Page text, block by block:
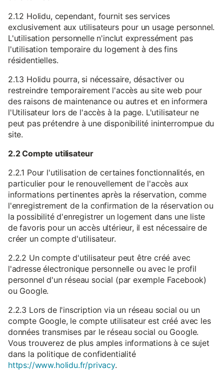
2.1.2 Holidu, cependant, fournit ses services
exclusivement aux utilisateurs pour un usage personnel.
L'utilisation personnelle n'inclut expressément pas
l'utilisation temporaire du logement à des fins
résidentielles.
2.1.3 Holidu pourra, si nécessaire, désactiver ou
restreindre temporairement l'accès au site web pour
des raisons de maintenance ou autres et en informera
l'Utilisateur lors de l'accès à la page. L'utilisateur ne
peut pas prétendre à une disponibilité ininterrompue du
site.
2.2 Compte utilisateur
2.2.1 Pour l'utilisation de certaines fonctionnalités, en
particulier pour le renouvellement de l'accès aux
informations pertinentes après la réservation, comme
l'enregistrement de la confirmation de la réservation ou
la possibilité d'enregistrer un logement dans une liste
de favoris pour un accès ultérieur, il est nécessaire de
créer un compte d'utilisateur.
2.2.2 Un compte d'utilisateur peut être créé avec
l'adresse électronique personnelle ou avec le profil
personnel d'un réseau social (par exemple Facebook)
ou Google.
2.2.3 Lors de l'inscription via un réseau social ou un
compte Google, le compte utilisateur est créé avec les
données transmises par le réseau social ou Google.
Vous trouverez de plus amples informations à ce sujet
dans la politique de confidentialité
https://www.holidu.fr/privacy.